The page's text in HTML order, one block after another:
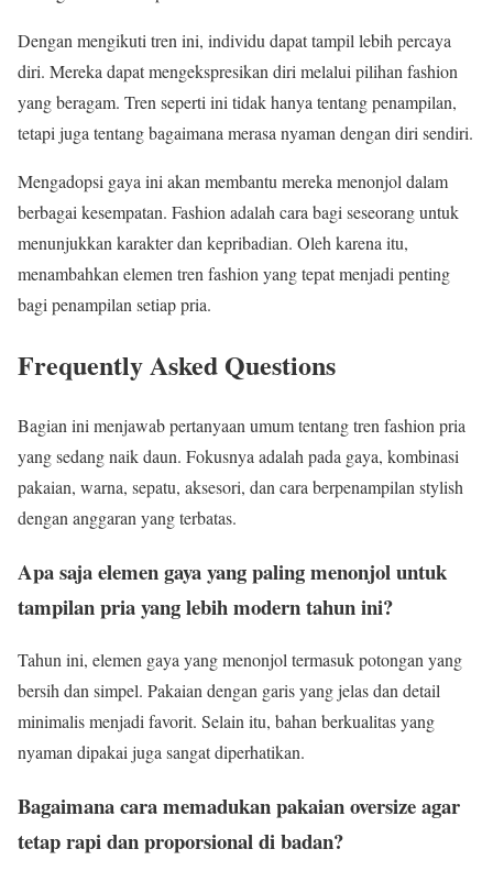
Dengan mengikuti tren ini, individu dapat tampil lebih percaya
diri. Mereka dapat mengekspresikan diri melalui pilihan fashion
yang beragam. Tren seperti ini tidak hanya tentang penampilan,
tetapi juga tentang bagaimana merasa nyaman dengan diri sendiri.
Mengadopsi gaya ini akan membantu mereka menonjol dalam
berbagai kesempatan. Fashion adalah cara bagi seseorang untuk
menunjukkan karakter dan kepribadian. Oleh karena itu,
menambahkan elemen tren fashion yang tepat menjadi penting
bagi penampilan setiap pria.
Frequently Asked Questions
Bagian ini menjawab pertanyaan umum tentang tren fashion pria
yang sedang naik daun. Fokusnya adalah pada gaya, kombinasi
pakaian, warna, sepatu, aksesori, dan cara berpenampilan stylish
dengan anggaran yang terbatas.
Apa saja elemen gaya yang paling menonjol untuk
tampilan pria yang lebih modern tahun ini?
Tahun ini, elemen gaya yang menonjol termasuk potongan yang
bersih dan simpel. Pakaian dengan garis yang jelas dan detail
minimalis menjadi favorit. Selain itu, bahan berkualitas yang
nyaman dipakai juga sangat diperhatikan.
Bagaimana cara memadukan pakaian oversize agar
tetap rapi dan proporsional di badan?